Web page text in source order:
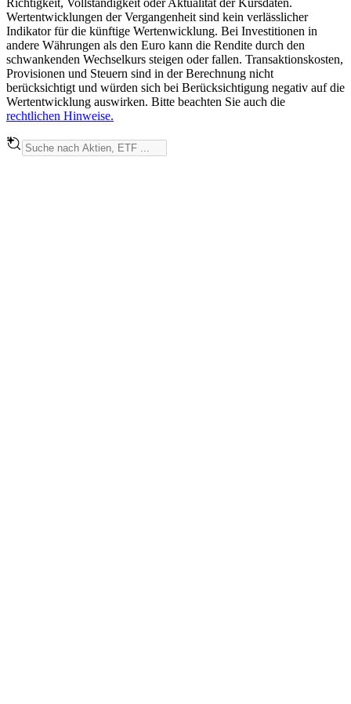
Wertentwicklungen der Vergangenheit sind kein verlässlicher
Indikator für die künftige Wertenwicklung. Bei Investitionen in
andere Währungen als den Euro kann die Rendite durch den
schwankenden Wechselkurs steigen oder fallen. Transaktionskosten,
Provisionen und Steuern sind in der Berechnung nicht
berücksichtigt und würden sich bei Berücksichtigung negativ auf die
Wertentwicklung auswirken. Bitte beachten Sie auch die
rechtlichen Hinweise.